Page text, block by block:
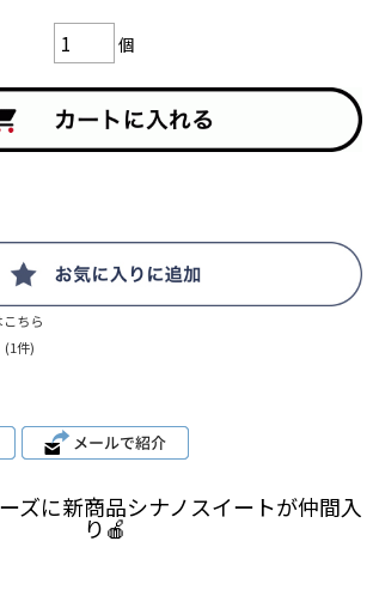
個
ちら
(1件)
ズに新商品シナノスイートが仲間入
り🍎